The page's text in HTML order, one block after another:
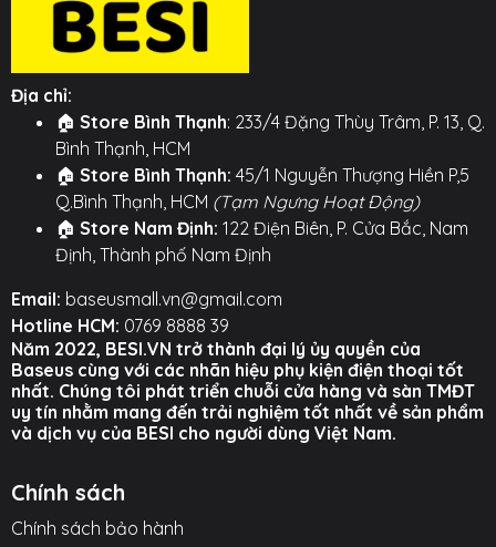
dòng điện để mang lại tốc độ sạc nhanh và ổn định
nhất, đồng thời bảo vệ an toàn cho pin thiết bị của
bạn.
⚙️ TÍNH NĂNG NỔI BẬT (TỔNG QUÁT) ⚙️
○ Hỗ trợ sạc nhanh công suất cao cho laptop, máy
tính bảng và điện thoại.
○ Tích hợp đèn LED với hiệu ứng "hơi thở" báo trạng
thái sạc.
○ Vật liệu cao cấp, thiết kế bền bỉ, chống gãy gập.
○ Tích hợp chip xử lý thông minh đảm bảo sạc an
toàn.
Hình ảnh sản phẩm
Địa chỉ:
🏠 Store Bình Thạnh: 233/4 Đặng Thùy Trâm, P. 13, Q.
Bình Thạnh, HCM
🏠 Store Bình Thạnh: 45/1 Nguyễn Thượng Hiền P,5
Q.Bình Thạnh, HCM (Tạm Ngưng Hoạt Động)
🏠 Store Nam Định: 122 Điện Biên, P. Cửa Bắc, Nam
Định, Thành phố Nam Định
Email: baseusmall.vn@gmail.com
Hotline HCM: 0769 8888 39
Năm 2022, BESI.VN trở thành đại lý ủy quyền của
Baseus cùng với các nhãn hiệu phụ kiện điện thoại tốt
nhất. Chúng tôi phát triển chuỗi cửa hàng và sàn TMĐT
uy tín nhằm mang đến trải nghiệm tốt nhất về sản phẩm
và dịch vụ của BESI cho người dùng Việt Nam.
Chính sách
Chính sách bảo hành